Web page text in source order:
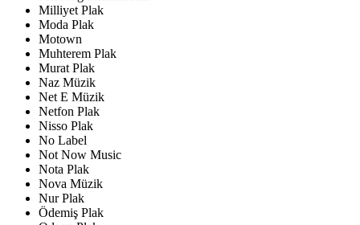
Milliyet Plak
Moda Plak
Motown
Muhterem Plak
Murat Plak
Naz Müzik
Net E Müzik
Netfon Plak
Nisso Plak
No Label
Not Now Music
Nota Plak
Nova Müzik
Nur Plak
Ödemiş Plak